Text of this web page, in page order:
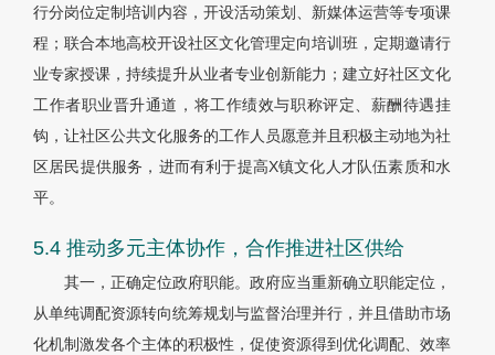
行分岗位定制培训内容，开设活动策划、新媒体运营等专项课
程；联合本地高校开设社区文化管理定向培训班，定期邀请行
业专家授课，持续提升从业者专业创新能力；建立好社区文化
工作者职业晋升通道，将工作绩效与职称评定、薪酬待遇挂
钩，让社区公共文化服务的工作人员愿意并且积极主动地为社
区居民提供服务，进而有利于提高X镇文化人才队伍素质和水
平。
5.4 推动多元主体协作，合作推进社区供给
其一，正确定位政府职能。政府应当重新确立职能定位，
从单纯调配资源转向统筹规划与监督治理并行，并且借助市场
化机制激发各个主体的积极性，促使资源得到优化调配、效率